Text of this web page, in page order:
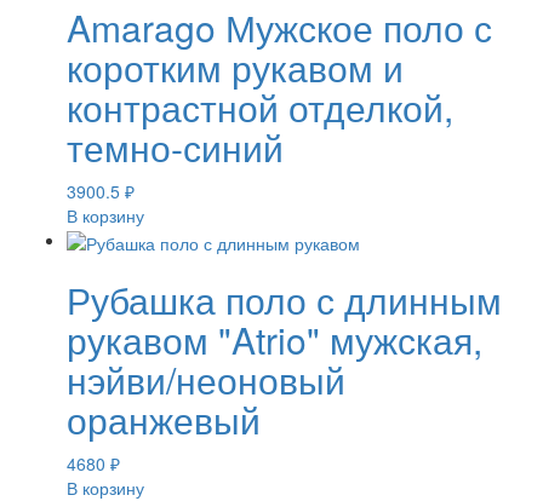
Amarago Мужское поло с
коротким рукавом и
контрастной отделкой,
темно-синий
3900.5 ₽
В корзину
Рубашка поло с длинным
рукавом "Atrio" мужская,
нэйви/неоновый
оранжевый
4680 ₽
В корзину